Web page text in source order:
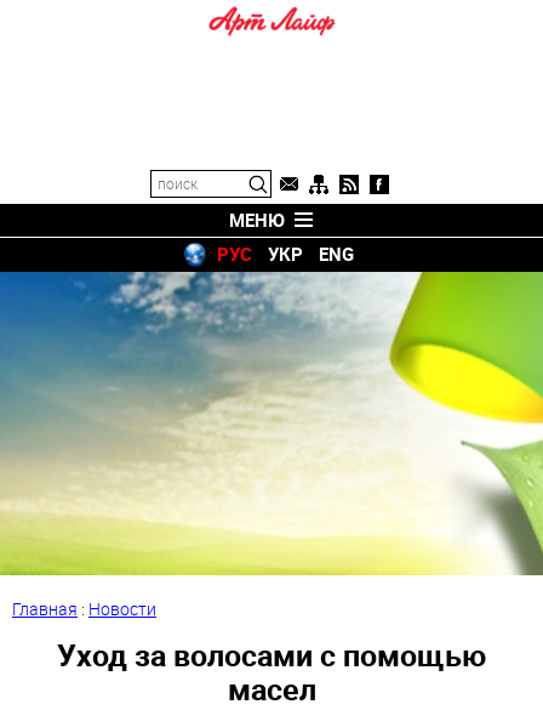
МЕНЮ
РУС
УКР ENG
Главная : Новости
Уход за волосами с помощью
масел